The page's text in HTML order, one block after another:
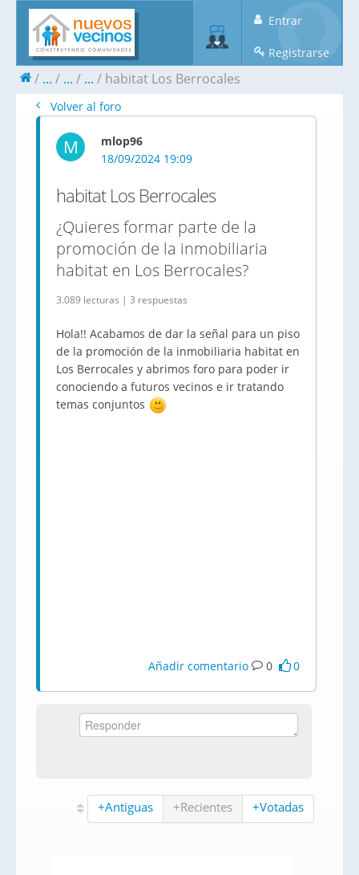
Entrar
Registrarse
... ... ... habitat Los Berrocales
Volver al foro
M
mlop96
18/09/2024 19:09
habitat Los Berrocales
¿Quieres formar parte de la
promoción de la inmobiliaria
habitat en Los Berrocales?
3.089 lecturas | 3 respuestas
Hola!! Acabamos de dar la señal para un piso
de la promoción de la inmobiliaria habitat en
Los Berrocales y abrimos foro para poder ir
conociendo a futuros vecinos e ir tratando
temas conjuntos
Añadir comentario 0 0
+Antiguas +Recientes +Votadas